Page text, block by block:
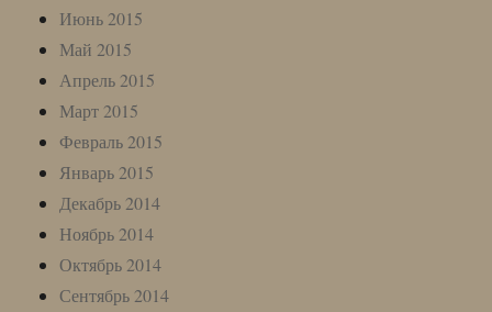
Июнь 2015
Май 2015
Апрель 2015
Март 2015
Февраль 2015
Январь 2015
Декабрь 2014
Ноябрь 2014
Октябрь 2014
Сентябрь 2014